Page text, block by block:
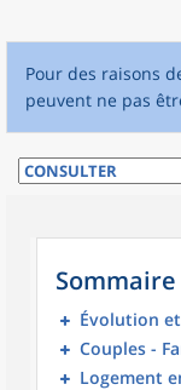
Pour des raisons
peuvent ne pas
Sommaire
Évolution
Couples -
Logement